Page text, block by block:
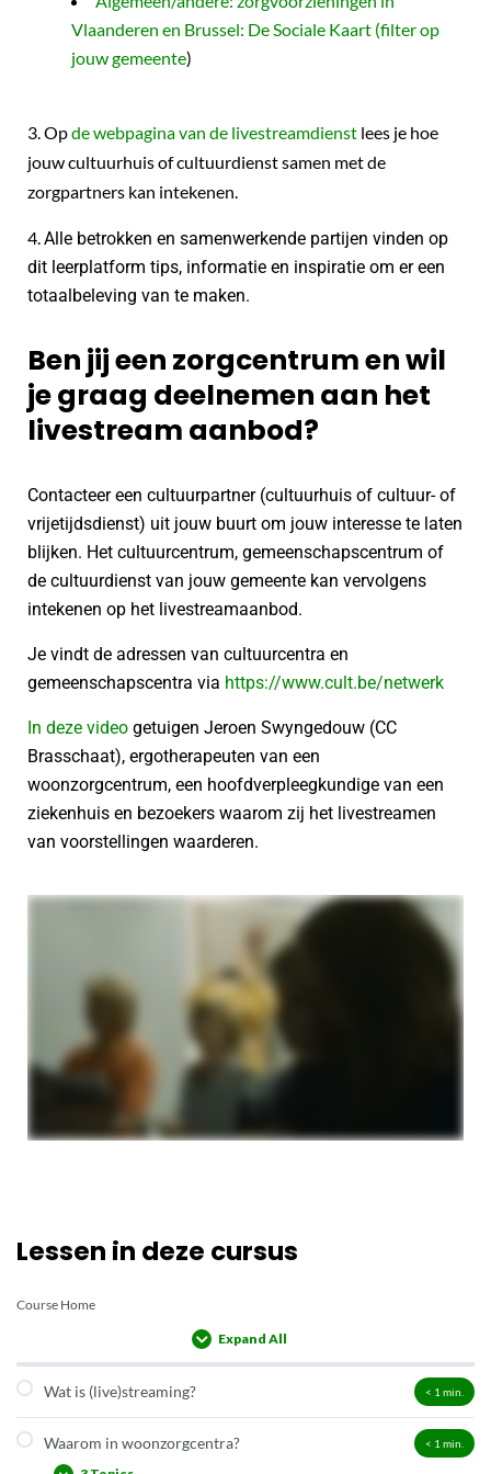
Vlaanderen en Brussel: De Sociale Kaart (filter op
jouw gemeente)
3. Opde webpagina van de livestreamdienst lees je hoe
jouw cultuurhuisofcultuurdienst samen met de
zorgpartners kan intekenen.
4.Alle betrokken en samenwerkende partijen vinden op
dit leerplatform tips, informatie en inspiratie om er een
totaalbeleving van te maken.
Ben jij een zorgcentrum en wil
je graag deelnemen aan het
livestream aanbod?
Contacteer een cultuurpartner (cultuurhuis of cultuur- of
vrijetijdsdienst) uit jouw buurt om jouw interesse te laten
blijken. Het cultuurcentrum, gemeenschapscentrum of
de cultuurdienst van jouw gemeente kan vervolgens
intekenen op het livestreamaanbod.
Je vindt de adressen van cultuurcentra en
gemeenschapscentra via https://www.cult.be/netwerk
In deze video getuigen Jeroen Swyngedouw (CC
Brasschaat), ergotherapeuten van een
woonzorgcentrum, een hoofdverpleegkundige van een
ziekenhuis en bezoekers waarom zij het livestreamen
van voorstellingen waarderen.
Lessen in deze cursus
Course Home
Expand All
Wat is (live)streaming? < 1 min.
Waarom in woonzorgcentra? < 1 min.